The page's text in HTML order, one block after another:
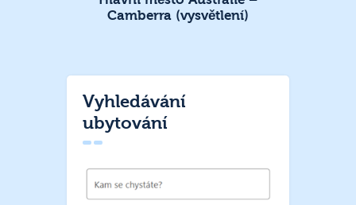
Camberra (vysvětlení)
Vyhledávání
ubytování